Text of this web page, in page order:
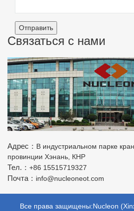
Отправить
Связаться с нами
Адрес： В индустриальном парке
провинции Хэнань, КНР
Тел.： +86 15515719327
Почта： info@nucleoneot.com
Все права защищены:Nucleon